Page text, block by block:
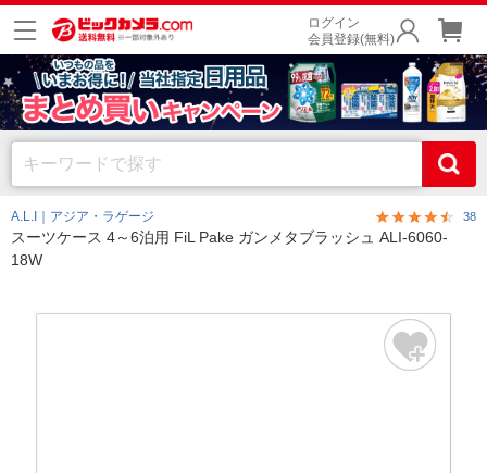
ログイン
会員登録(無料)
A.L.I｜アジア・ラゲージ 38
スーツケース 4～6泊用 FiL Pake ガンメタブラッシュ ALI-6060-
18W